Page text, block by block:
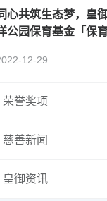
心共筑生态梦，皇
公园保育基金「保
12-29
荣誉奖项
慈善新闻
皇御资讯